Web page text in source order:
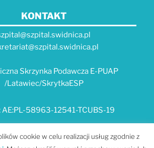
KONTAKT
Skrzynka Podawcza E-PUAP
/Latawiec/SkrytkaESP
AE:PL-58963-12541-TCUBS-19
E-USŁUGI
cookie w celu realizacji usług zgodnie z